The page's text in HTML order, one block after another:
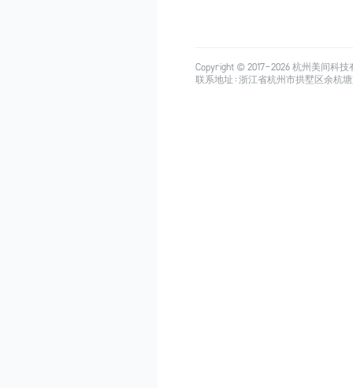
Copyright © 2017-2026杭州美间科技
联系地址：浙江省杭州市拱墅区余杭